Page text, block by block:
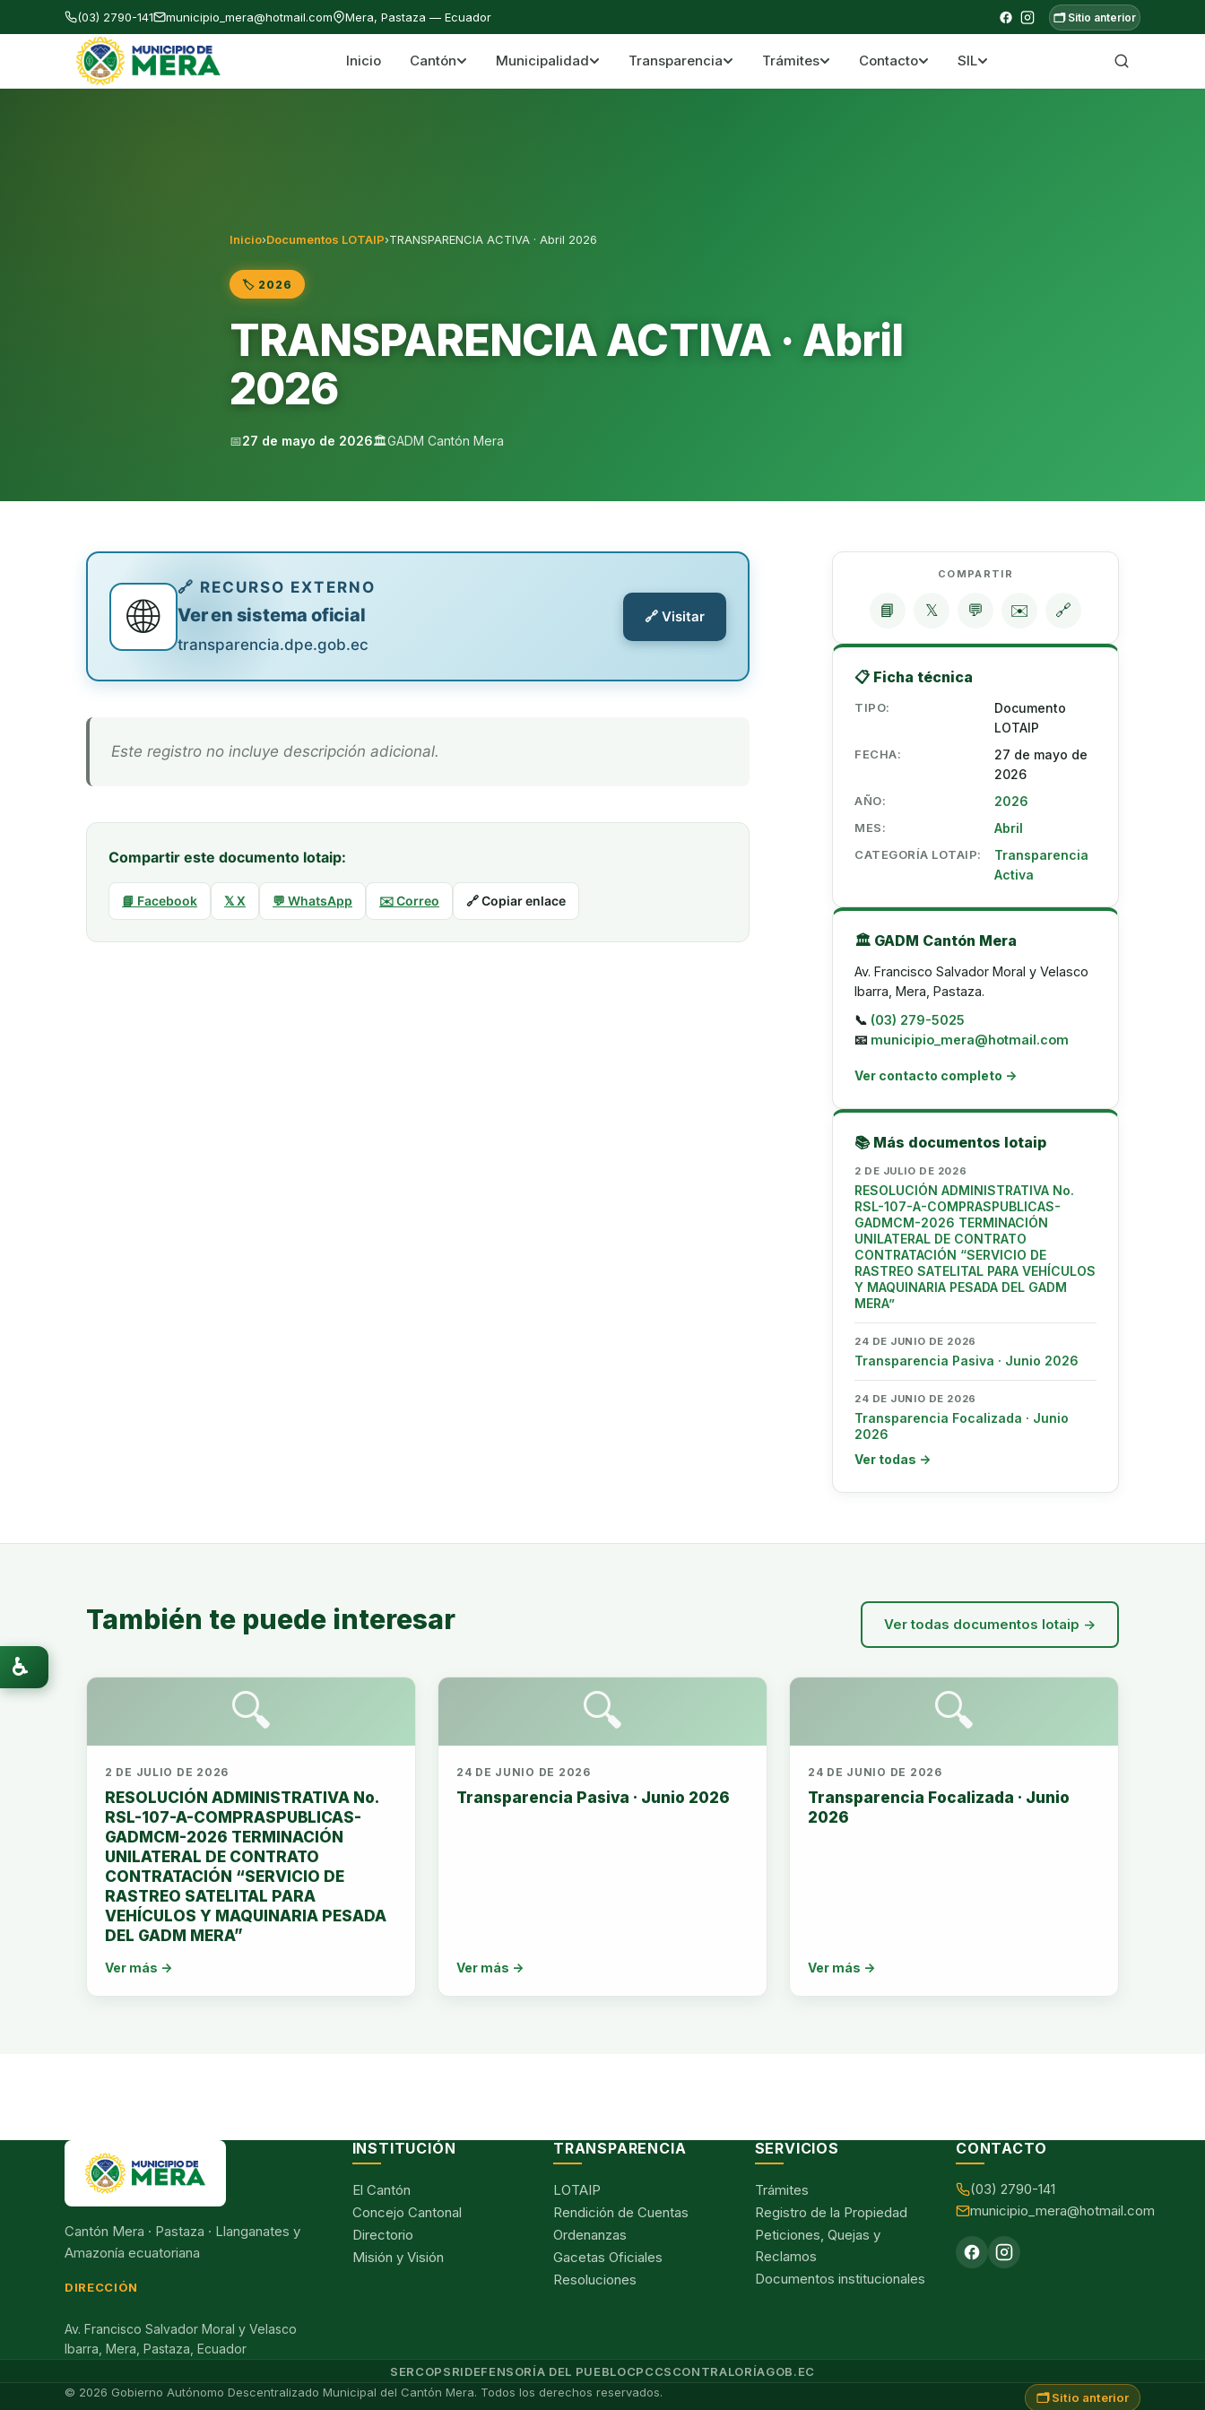
(03) 2790-141 municipio_mera@hotmail.com Mera, Pastaza — Ecuador 🗂️ Sitio anterior
Gobierno Autónomo Descentralizado Municipal del Cantón Mera Cantón Mera · Pastaza · Llanganates y Amazonía ecuatoriana
Inicio Cantón Municipalidad Transparencia Trámites Contacto SIL
Inicio›Documentos LOTAIP›TRANSPARENCIA ACTIVA · Abril 2026
🏷️ 2026
TRANSPARENCIA ACTIVA · Abril
2026
📅27 de mayo de 2026🏛️GADM Cantón Mera
🌐
🔗 RECURSO EXTERNO
Ver en sistema oficial
transparencia.dpe.gob.ec
🔗 Visitar
Este registro no incluye descripción adicional.
Compartir este documento lotaip:
📘 Facebook 𝕏 X 💬 WhatsApp ✉️ Correo 🔗 Copiar enlace
COMPARTIR
📘 𝕏 💬 ✉️ 🔗
📋 Ficha técnica
TIPO:
Documento
LOTAIP
FECHA:
27 de mayo de
2026
AÑO: 2026
MES: Abril
CATEGORÍA LOTAIP:
Transparencia
Activa
🏛️ GADM Cantón Mera
Av. Francisco Salvador Moral y Velasco
Ibarra, Mera, Pastaza.
📞 (03) 279-5025
📧 municipio_mera@hotmail.com
Ver contacto completo →
📚 Más documentos lotaip
2 DE JULIO DE 2026
RESOLUCIÓN ADMINISTRATIVA No.
RSL-107-A-COMPRASPUBLICAS-
GADMCM-2026 TERMINACIÓN
UNILATERAL DE CONTRATO
CONTRATACIÓN “SERVICIO DE
RASTREO SATELITAL PARA VEHÍCULOS
Y MAQUINARIA PESADA DEL GADM
MERA”
24 DE JUNIO DE 2026
Transparencia Pasiva · Junio 2026
24 DE JUNIO DE 2026
Transparencia Focalizada · Junio
2026
Ver todas →
También te puede interesar Ver todas documentos lotaip →
🔍
2 DE JULIO DE 2026
RESOLUCIÓN ADMINISTRATIVA No.
RSL-107-A-COMPRASPUBLICAS-
GADMCM-2026 TERMINACIÓN
UNILATERAL DE CONTRATO
CONTRATACIÓN “SERVICIO DE
RASTREO SATELITAL PARA
VEHÍCULOS Y MAQUINARIA PESADA
DEL GADM MERA”
Ver más →
🔍
24 DE JUNIO DE 2026
Transparencia Pasiva · Junio 2026
Ver más →
🔍
24 DE JUNIO DE 2026
Transparencia Focalizada · Junio
2026
Ver más →
Cantón Mera · Pastaza · Llanganates y
Amazonía ecuatoriana
DIRECCIÓN
Av. Francisco Salvador Moral y Velasco
Ibarra, Mera, Pastaza, Ecuador
INSTITUCIÓN
El Cantón
Concejo Cantonal
Directorio
Misión y Visión
TRANSPARENCIA
LOTAIP
Rendición de Cuentas
Ordenanzas
Gacetas Oficiales
Resoluciones
SERVICIOS
Trámites
Registro de la Propiedad
Peticiones, Quejas y
Reclamos
Documentos institucionales
CONTACTO
(03) 2790-141
municipio_mera@hotmail.com
SERCOPSRIDEFENSORÍA DEL PUEBLOCPCCSCONTRALORÍAGOB.EC
© 2026 Gobierno Autónomo Descentralizado Municipal del Cantón Mera. Todos los derechos reservados.
🗂️ Sitio anterior
♿